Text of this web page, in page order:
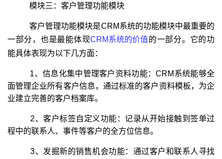
模块三：客户管理功能模块
客户管理功能模块是CRM系统的功能模块中最重要的
一部分，也是最能体现CRM系统的价值的一部分。它的功
能具体表现为以下几方面：
1、信息化集中管理客户资料功能：CRM系统能够全
面管理企业所有客户信息，通过标准的客户资料模板，为企
业建立完善的客户档案库。
2、客户标签自定义功能：记录从开始接触到签单过
程中的联系人、事件等客户的全方位信息。
3、发掘新的销售机会功能：通过客户和联系人寻找